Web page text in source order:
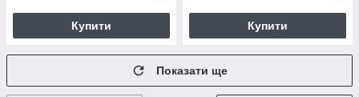
Купити Купити
Показати ще